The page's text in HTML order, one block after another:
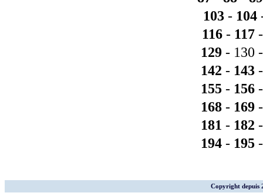
103- 104
116 - 117
129 - 130
142 - 143
155 - 156
168 - 169
181 - 182
194 - 195
Copyright depuis